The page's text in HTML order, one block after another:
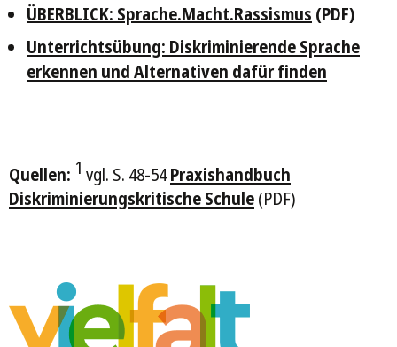
ÜBERBLICK: Sprache.Macht.Rassismus (PDF)
Unterrichtsübung: Diskriminierende Sprache
erkennen und Alternativen dafür finden
Quellen: 1 vgl. S. 48-54Praxishandbuch
Diskriminierungskritische Schule(PDF)